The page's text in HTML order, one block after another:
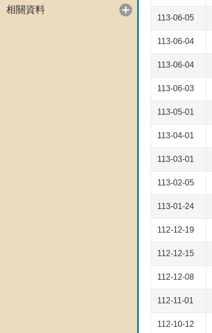
相關資料
113-06-05
113-06-04
113-06-04
113-06-03
113-05-01
113-04-01
113-03-01
113-02-05
113-01-24
112-12-19
112-12-15
112-12-08
112-11-01
112-10-12